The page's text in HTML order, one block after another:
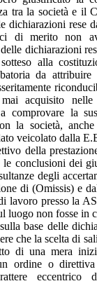
tra la società e il
dichiarazioni rese
di merito non
dichiarazioni
sotteso alla
da
acquisito
comprovare la
la società,
veicolato dalla
della
le conclusioni dei
degli
di (Omissis) e
lavoro presso la
luogo non fosse in
base delle
che la scelta di
di una mera
ordine o
eccentrico